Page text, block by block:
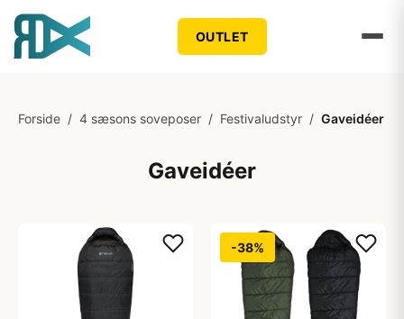
OUTLET
Forside / 4 sæsons soveposer / Festivaludstyr / Gaveidéer
Gaveidéer
-38%